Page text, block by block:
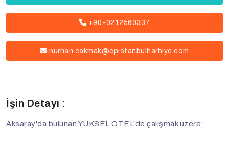
+90-0212560337
nurhan.cakmak@cpistanbulharbiye.com
İşin Detayı :
Aksaray'da bulunan YÜKSEL OTEL'de çalışmak üzere;